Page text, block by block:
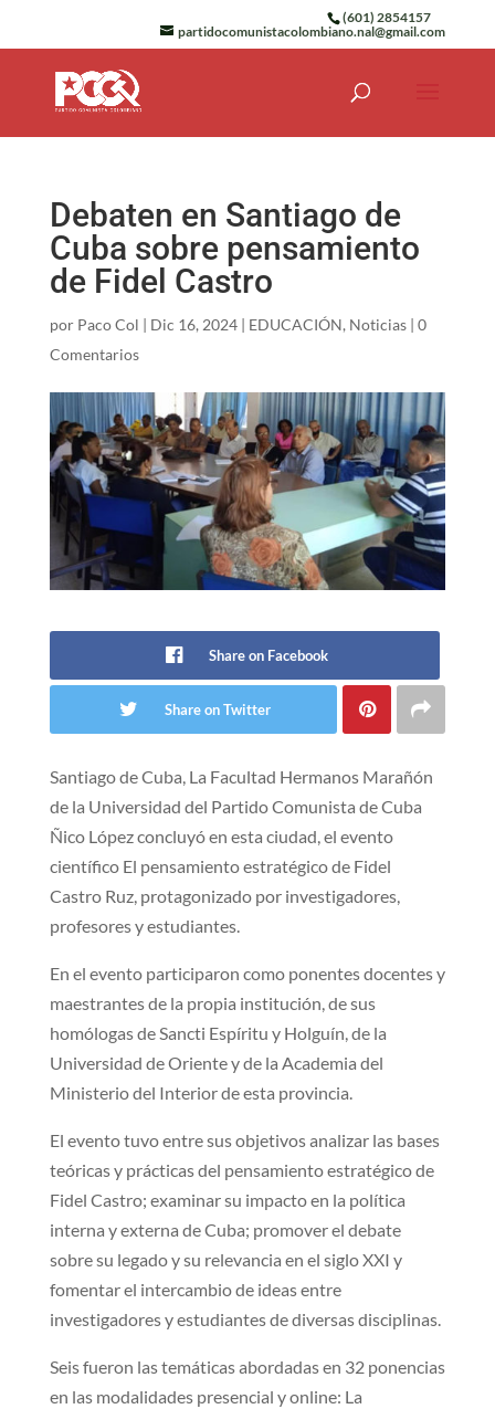
(601) 2854157
partidocomunistacolombiano.nal@gmail.com
Debaten en Santiago de
Cuba sobre pensamiento
de Fidel Castro
por Paco Col | Dic 16, 2024| EDUCACIÓN, Noticias| 0
Comentarios
Share on Facebook
Share on Twitter
Santiago de Cuba, La Facultad Hermanos Marañón
de la Universidad del Partido Comunista de Cuba
Ñico López concluyó en esta ciudad, el evento
científico El pensamiento estratégico de Fidel
Castro Ruz, protagonizado por investigadores,
profesores y estudiantes.
En el evento participaron como ponentes docentes y
maestrantes de la propia institución, de sus
homólogas de Sancti Espíritu y Holguín, de la
Universidad de Oriente y de la Academia del
Ministerio del Interior de esta provincia.
El evento tuvo entre sus objetivos analizar las bases
teóricas y prácticas del pensamiento estratégico de
Fidel Castro; examinar su impacto en la política
interna y externa de Cuba; promover el debate
sobre su legado y su relevancia en el siglo XXI y
fomentar el intercambio de ideas entre
investigadores y estudiantes de diversas disciplinas.
Seis fueron las temáticas abordadas en 32 ponencias
en las modalidades presencial y online: La